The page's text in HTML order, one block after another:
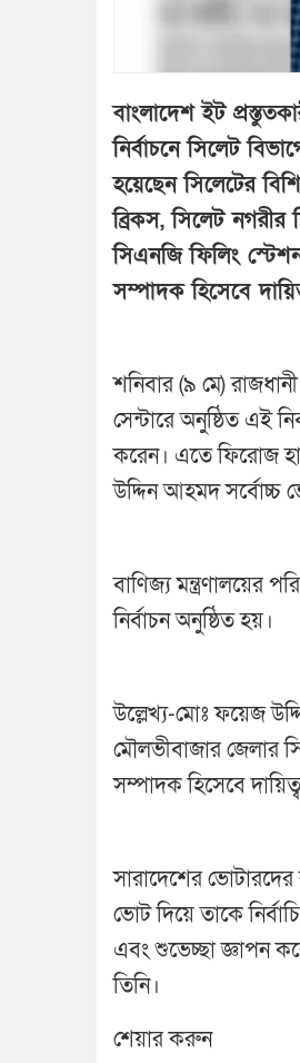
বাংলাদেশ ইট
নির্বাচনে সিলেট
হয়েছেন সিলেটের
ব্রিকস, সিলেট
সিএনজি ফিলিং
সম্পাদক হিসেবে
শনিবার (৯ মে)
সেন্টারে অনুষ্ঠিত এই
করেন। এতে ফিরোজ
উদ্দিন আহমদ সর্বোচ্চ
বাণিজ্য মন্ত্রণালয়ের
নির্বাচন অনুষ্ঠিত হয়।
উল্লেখ্য-মোঃ ফয়েজ
মৌলভীবাজার জেলার
সম্পাদক হিসেবে
সারাদেশের ভোটারদের
ভোট দিয়ে তাকে
এবং শুভেচ্ছা জ্ঞাপন
তিনি।
শেয়ার করুন